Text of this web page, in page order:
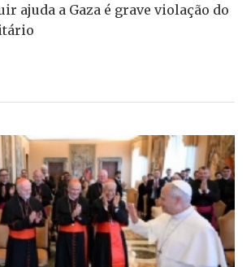
ajuda a Gaza é grave violação do